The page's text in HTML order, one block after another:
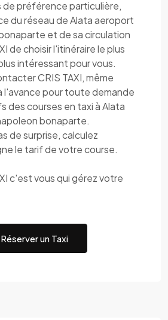
de préférence particulière,
du réseau de Alata aeroport
et de sa circulation
de choisir l'itinéraire le plus
intéressant pour vous.
CRIS TAXI, même
l'avance pour toute demande
des courses en taxi à Alata
bonaparte.
de surprise, calculez
le tarif de votre course.
c'est vous qui gérez votre
Réserver un Taxi